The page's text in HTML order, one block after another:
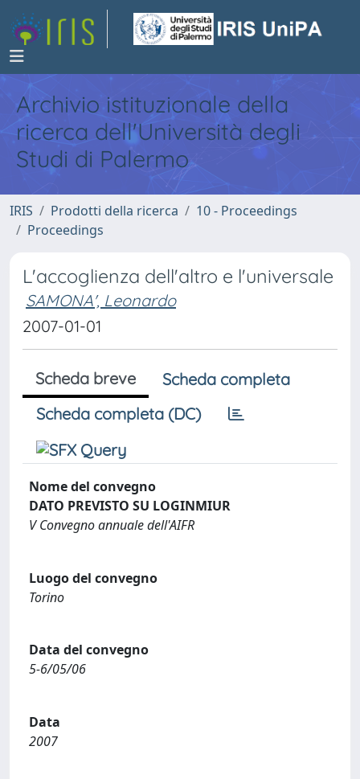
Archivio istituzionale della
ricerca dell'Università degli
Studi di Palermo
IRIS Prodotti della ricerca
10 - Proceedings
Proceedings
L'accoglienza dell'altro e l'universale
SAMONA', Leonardo
2007-01-01
Scheda breve
Scheda completa
Scheda completa (DC)
Nome del convegno
DATO PREVISTO SU LOGINMIUR
V Convegno annuale dell'AIFR
Luogo del convegno
Torino
Data del convegno
5-6/05/06
Data
2007